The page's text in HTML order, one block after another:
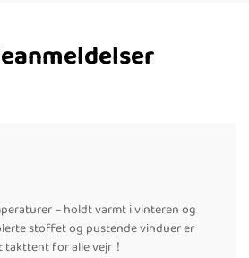
– holdt varmt i vinteren og
stoffet og pustende vinduer er
for alle vejr！